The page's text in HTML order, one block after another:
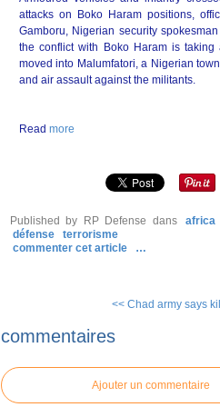
attacks on Boko Haram positions,
Gamboru, Nigerian security
the conflict with Boko Haram is
moved into Malumfatori, a Nigerian
and air assault against the militants.
Read more
Published by RP Defense dans
africa
défense
terrorisme
commenter cet article
…
<< Chad army says
commentaires
Ajouter un commentaire